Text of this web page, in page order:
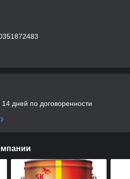
дней по договоренности